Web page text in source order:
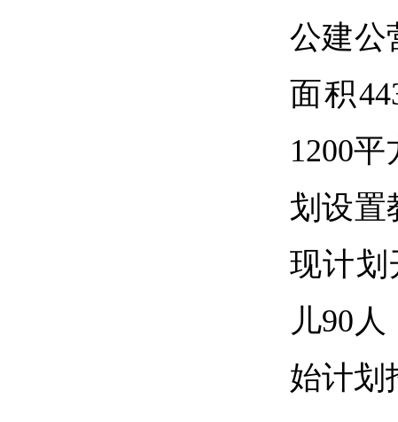
公建公
面积
1200
划设置
现计划
儿90
始计划